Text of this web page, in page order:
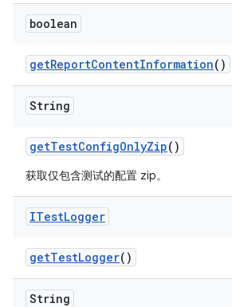
boolean
getReportContentInformation()
String
getTestConfigOnlyZip()
获取仅包含测试的配置 zip。
ITestLogger
getTestLogger()
String